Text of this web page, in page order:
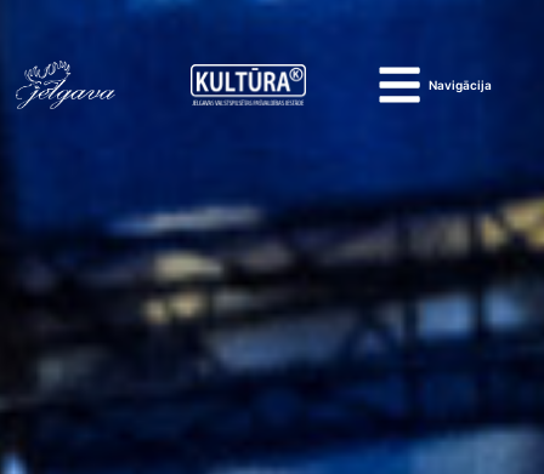
Navigācija